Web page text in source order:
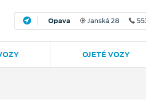
Opava Janská 28 553
OJETÉ VOZY